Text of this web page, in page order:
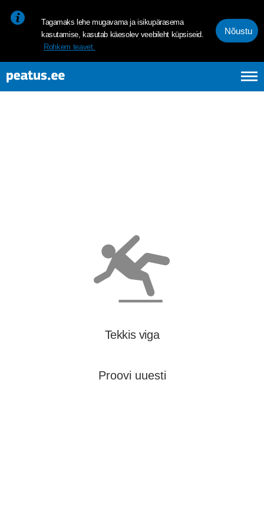
Tagamaks lehe mugavama ja isikupärasema
kasutamise, kasutab käesolev veebileht küpsiseid.
Rohkem teavet.
Nõustu
Tekkis viga
Proovi uuesti